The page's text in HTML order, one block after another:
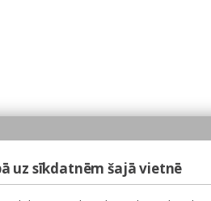
uz sīkdatnēm šajā vietnē